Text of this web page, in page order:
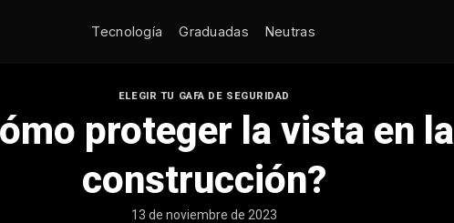
Tecnología Graduadas Neutras
ELEGIR TU GAFA DE SEGURIDAD
proteger la vista en la
construcción?
13 de noviembre de 2023